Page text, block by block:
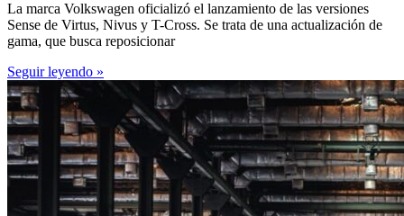
La marca Volkswagen oficializó el lanzamiento de las versiones
Sense de Virtus, Nivus y T-Cross. Se trata de una actualización de
gama, que busca reposicionar
Seguir leyendo »